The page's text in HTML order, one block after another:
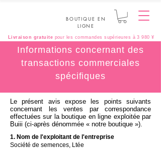
BOUTIQUE EN
LIGNE
Livraison gratuite pour les commandes supérieures à 3 980 ¥
Informations concernant des
transactions commerciales
spécifiques
Le présent avis expose les points suivants
concernant les ventes par correspondance
effectuées sur la boutique en ligne exploitée par
Buiii (ci-après dénommée « notre boutique »).
1. Nom de l'exploitant de l'entreprise
Société de semences, Ltée